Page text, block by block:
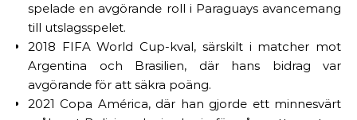
spelade en avgörande roll i Paraguays avancemang
till utslagsspelet.
2018 FIFA World Cup-kval, särskilt i matcher mot
Argentina och Brasilien, där hans bidrag var
avgörande för att säkra poäng.
2021 Copa América, där han gjorde ett minnesvärt